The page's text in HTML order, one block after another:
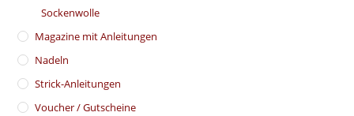
Sockenwolle
Magazine mit Anleitungen
Nadeln
Strick-Anleitungen
Voucher / Gutscheine